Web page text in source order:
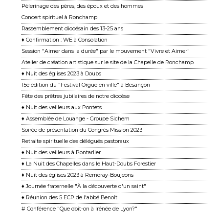
Pèlerinage des pères, des époux et des hommes
Concert spirituel à Ronchamp
Rassemblement diocésain des 13-25 ans
♦ Confirmation : WE à Consolation
Session "Aimer dans la durée" par le mouvement "Vivre et Aimer"
Atelier de création artistique sur le site de la Chapelle de Ronchamp
♦ Nuit des églises 2023 à Doubs
15e édition du "Festival Orgue en ville" à Besançon
Fête des prêtres jubilaires de notre diocèse
♦ Nuit des veilleurs aux Pontets
♦ Assemblée de Louange - Groupe Sichem
Soirée de présentation du Congrès Mission 2023
Retraite spirituelle des délégués pastoraux
♦ Nuit des veilleurs à Pontarlier
♦ La Nuit des Chapelles dans le Haut-Doubs Forestier
♦ Nuit des églises 2023 à Remoray-Boujeons
♦ Journée fraternelle "À la découverte d'un saint"
♦ Réunion des 5 ECP de l'abbé Benoît
# Conférence "Que doit-on à Irénée de Lyon?"